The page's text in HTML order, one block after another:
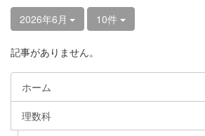
2026年6月 10件
記事がありません。
ホーム
理数科